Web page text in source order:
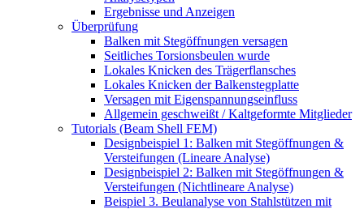
Ergebnisse und Anzeigen
Überprüfung
Balken mit Stegöffnungen versagen
Seitliches Torsionsbeulen wurde
Lokales Knicken des Trägerflansches
Lokales Knicken der Balkenstegplatte
Versagen mit Eigenspannungseinfluss
Allgemein geschweißt / Kaltgeformte Mitglieder
Tutorials (Beam Shell FEM)
Designbeispiel 1: Balken mit Stegöffnungen &
Versteifungen (Lineare Analyse)
Designbeispiel 2: Balken mit Stegöffnungen &
Versteifungen (Nichtlineare Analyse)
Beispiel 3. Beulanalyse von Stahlstützen mit